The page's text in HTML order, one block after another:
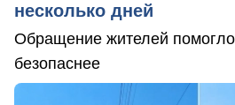
несколько дней
Обращение жителей
безопаснее